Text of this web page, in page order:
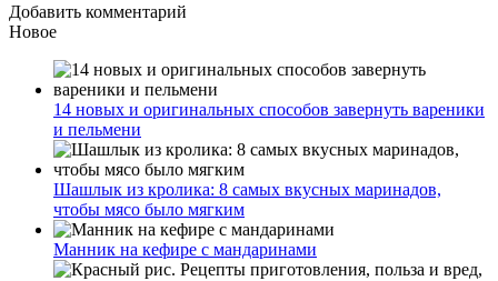
Добавить комментарий
Новое
14 новых и оригинальных способов завернуть вареники
и пельмени
Шашлык из кролика: 8 самых вкусных маринадов,
чтобы мясо было мягким
Манник на кефире с мандаринами